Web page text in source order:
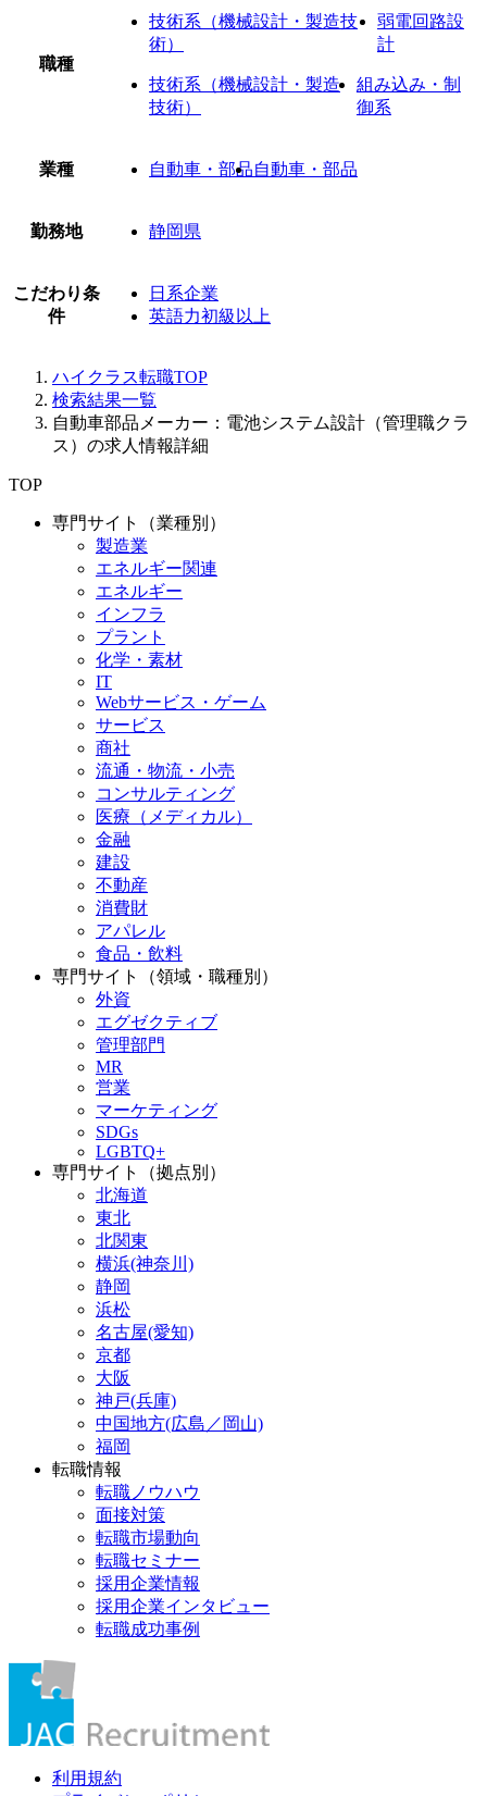
職種
技術系（機械設計・製造技
術）
弱電回路設
計
技術系（機械設計・製造
技術）
組み込み・制
御系
業種 自動車・部品自動車・部品
勤務地 静岡県
こだわり条
件
日系企業
英語力初級以上
ハイクラス転職TOP
検索結果一覧
自動車部品メーカー：電池システム設計（管理職クラ
ス）の求人情報詳細
TOP
専門サイト（業種別）
製造業
エネルギー関連
エネルギー
インフラ
プラント
化学・素材
IT
Webサービス・ゲーム
サービス
商社
流通・物流・小売
コンサルティング
医療（メディカル）
金融
建設
不動産
消費財
アパレル
食品・飲料
専門サイト（領域・職種別）
外資
エグゼクティブ
管理部門
MR
営業
マーケティング
SDGs
LGBTQ+
専門サイト（拠点別）
北海道
東北
北関東
横浜(神奈川)
静岡
浜松
名古屋(愛知)
京都
大阪
神戸(兵庫)
中国地方(広島／岡山)
福岡
転職情報
転職ノウハウ
面接対策
転職市場動向
転職セミナー
採用企業情報
採用企業インタビュー
転職成功事例
利用規約